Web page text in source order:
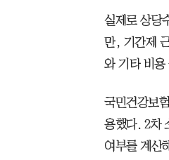
실제로 상당
만, 기간제
와 기타 비용
국민건강보
용했다. 2차
여부를 계산